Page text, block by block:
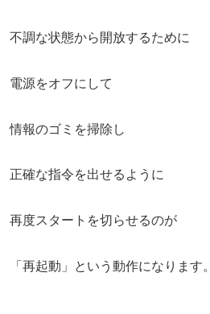
不調な状態から開放するために
電源をオフにして
情報のゴミを掃除し
正確な指令を出せるように
再度スタートを切らせるのが
「再起動」という動作になります。